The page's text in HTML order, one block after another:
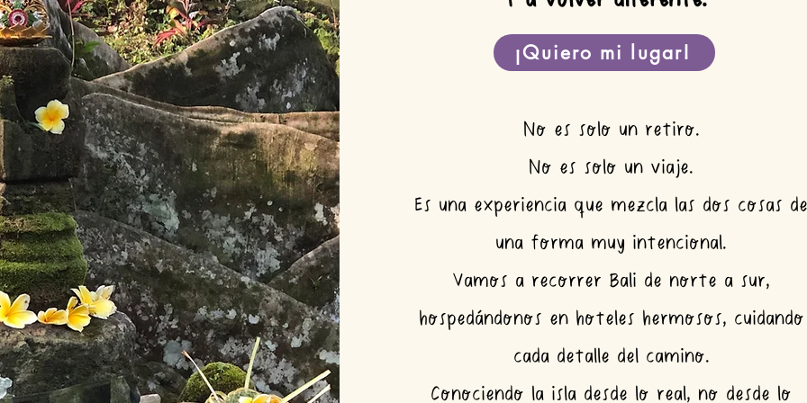
¡Quiero mi lugar!
No es solo un retiro.
No es solo un viaje.
Es una experiencia que mezcla las dos cosas
una forma muy intencional.
Vamos a recorrer Bali de norte a sur,
hospedándonos en hoteles hermosos, cuidando
cada detalle del camino.
Conociendo la isla desde lo real, no desde lo